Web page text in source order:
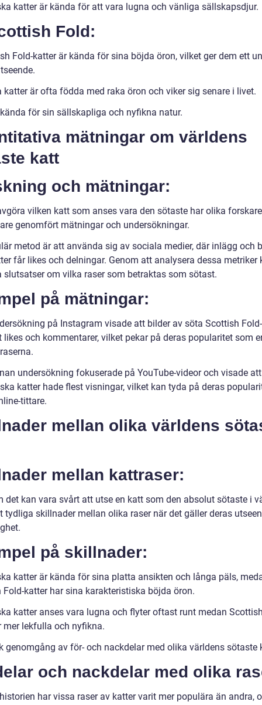
katter är kända för att vara lugna och vänliga sällskapsdjur.
Fold:
Fold-katter är kända för sina böjda öron, vilket ger dem ett
katter är ofta födda med raka öron och viker sig senare i livet.
för sin sällskapliga och nyfikna natur.
mätningar om världens
katt
och mätningar:
vilken katt som anses vara den sötaste har olika
genomfört mätningar och undersökningar.
metod är att använda sig av sociala medier, där inlägg och
får likes och delningar. Genom att analysera dessa metriker
slutsatser om vilka raser som betraktas som sötast.
på mätningar:
på Instagram visade att bilder av söta Scottish
likes och kommentarer, vilket pekar på deras popularitet som
undersökning fokuserade på YouTube-videor och visade
katter hade flest visningar, vilket kan tyda på deras
tittare.
mellan olika världens
mellan kattraser:
det kan vara svårt att utse en katt som den absolut sötaste i
tydliga skillnader mellan olika raser när det gäller deras
på skillnader:
katter är kända för sina platta ansikten och långa päls,
Fold-katter har sina karakteristiska böjda öron.
katter anses vara lugna och flyter oftast runt medan
mer lekfulla och nyfikna.
genomgång av för- och nackdelar med olika världens sötaste
och nackdelar med olika
har vissa raser av katter varit mer populära än andra,